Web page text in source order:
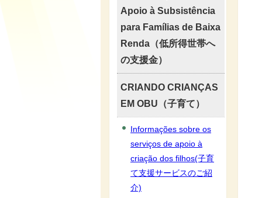
Apoio à Subsistência
para Famílias de Baixa
Renda（低所得世帯へ
の支援金）
CRIANDO CRIANÇAS
EM OBU（子育て）
Informações sobre os
serviços de apoio à
criação dos filhos(子育
て支援サービスのご紹
介)